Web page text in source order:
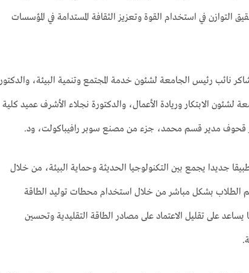
التوازن في استخدام القوة وتعزيز الثقافة المستدامة في المؤسسات
نائب رئيس الجامعة لشئون خدمة المجتمع وتنمية البيئة، والدكتور
الابتكار وريادة الأعمال، والدكتورة نجلاء الأشرف عميد كلية
قحوف مدير قسم محمد، جزء من مصنع سوبر رافيباكولت، ود.
جديدا يجمع بين التكنولوجيا الحديثة وحماية البيئة، من خلال
الطلاب بشكل مباشر من خلال استخدام محطات توليد الطاقة
على تقليل الاعتماد على مصادر الطاقة التقليدية وتحسين